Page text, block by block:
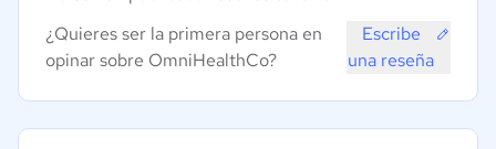
¿Quieres ser la primera persona en
opinar sobre OmniHealthCo?
Escribe
una reseña